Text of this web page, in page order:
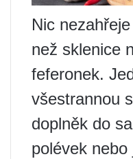
Nic
než sklenice
feferonek.
všestrannou
doplněk do
polévek